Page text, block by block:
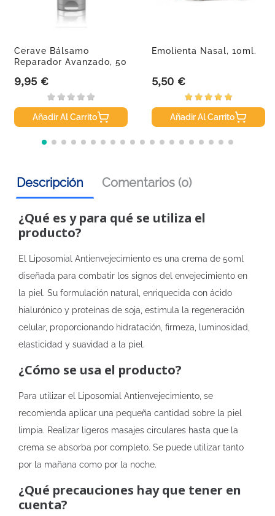
Cerave Bálsamo
Reparador Avanzado, 50
Precio
9,95 €
Añadir Al Carrito
Emolienta Nasal, 10ml.
Precio
5,50 €
Añadir Al Carrito
Descripción Comentarios (0)
¿Qué es y para qué se utiliza el
producto?
El Liposomial Antienvejecimiento es una crema de 50ml
diseñada para combatir los signos del envejecimiento en
la piel. Su formulación natural, enriquecida con ácido
hialurónico y proteínas de soja, estimula la regeneración
celular, proporcionando hidratación, firmeza, luminosidad,
elasticidad y suavidad a la piel.
¿Cómo se usa el producto?
Para utilizar el Liposomial Antienvejecimiento, se
recomienda aplicar una pequeña cantidad sobre la piel
limpia. Realizar ligeros masajes circulares hasta que la
crema se absorba por completo. Se puede utilizar tanto
por la mañana como por la noche.
¿Qué precauciones hay que tener en
cuenta?